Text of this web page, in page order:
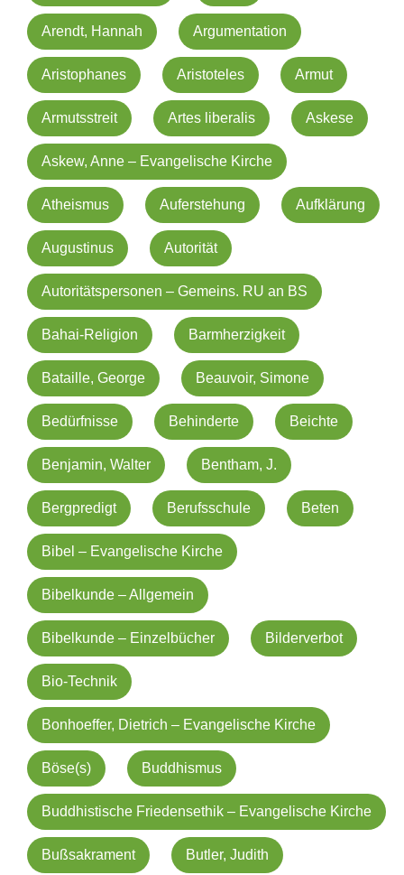
Arendt, Hannah Argumentation
Aristophanes Aristoteles Armut
Armutsstreit Artes liberalis Askese
Askew, Anne – Evangelische Kirche
Atheismus Auferstehung Aufklärung
Augustinus Autorität
Autoritätspersonen – Gemeins. RU an BS
Bahai-Religion Barmherzigkeit
Bataille, George Beauvoir, Simone
Bedürfnisse Behinderte Beichte
Benjamin, Walter Bentham, J.
Bergpredigt Berufsschule Beten
Bibel – Evangelische Kirche
Bibelkunde – Allgemein
Bibelkunde – Einzelbücher Bilderverbot
Bio-Technik
Bonhoeffer, Dietrich – Evangelische Kirche
Böse(s) Buddhismus
Buddhistische Friedensethik – Evangelische Kirche
Bußsakrament Butler, Judith